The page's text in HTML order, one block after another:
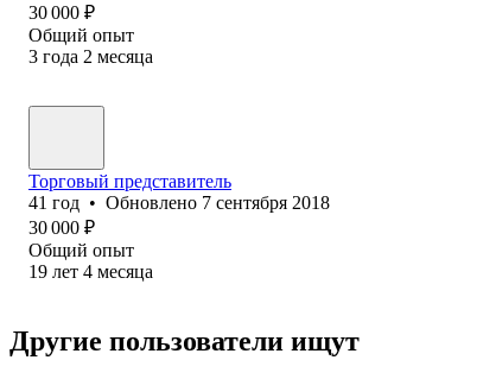
30 000 ₽
Общий опыт
3 года 2 месяца
Торговый представитель
41 год • Обновлено 7 сентября 2018
30 000 ₽
Общий опыт
19 лет 4 месяца
Другие пользователи ищут